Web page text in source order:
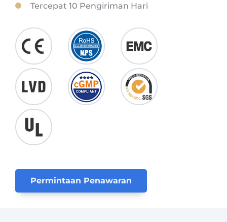
Tercepat 10 Pengiriman Hari
Permintaan Penawaran